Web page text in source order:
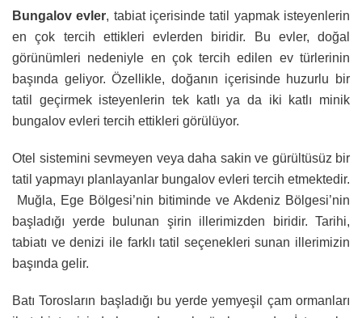
Bungalov evler, tabiat içerisinde tatil yapmak isteyenlerin
en çok tercih ettikleri evlerden biridir.
Bu evler, doğal
görünümleri nedeniyle en çok tercih edilen ev türlerinin
başında geliyor. Özellikle, doğanın içerisinde huzurlu bir
tatil geçirmek isteyenlerin tek katlı ya da iki katlı minik
bungalov evleri tercih ettikleri görülüyor.
Otel sistemini sevmeyen veya daha sakin ve gürültüsüz bir
tatil yapmayı planlayanlar bungalov evleri tercih etmektedir.
Muğla, Ege Bölgesi’nin bitiminde ve Akdeniz Bölgesi’nin
başladığı yerde bulunan şirin illerimizden biridir. Tarihi,
tabiatı ve denizi ile farklı tatil seçenekleri sunan illerimizin
başında gelir.
Batı Torosların başladığı bu yerde yemyeşil çam ormanları